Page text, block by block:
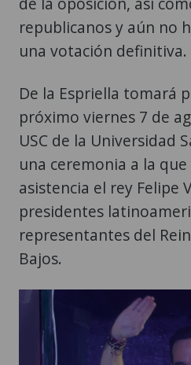
republicanos y aún no
una votación definitiva.
De la Espriella tomará
próximo viernes 7 de
USC de la Universidad
una ceremonia a la
asistencia el rey Felipe
presidentes
representantes del
Bajos.